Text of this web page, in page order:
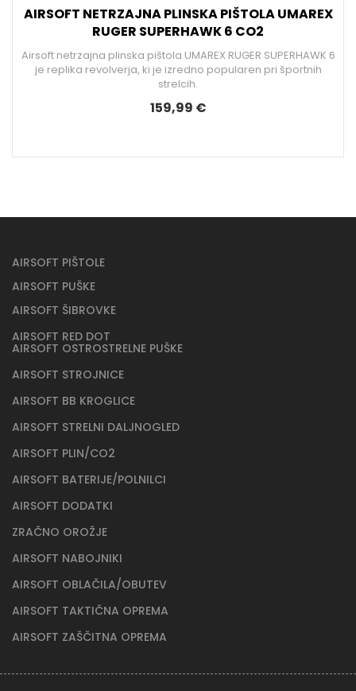
AIRSOFT NETRZAJNA PLINSKA PIŠTOLA UMAREX
RUGER SUPERHAWK 6 CO2
Airsoft netrzajna plinska pištola UMAREX RUGER SUPERHAWK 6
je replika revolverja, ki je izredno popularen pri športnih
strelcih.
159,99 €
AIRSOFT PIŠTOLE
AIRSOFT PUŠKE
AIRSOFT ŠIBROVKE
AIRSOFT RED DOT
AIRSOFT OSTROSTRELNE PUŠKE
AIRSOFT STROJNICE
AIRSOFT BB KROGLICE
AIRSOFT STRELNI DALJNOGLED
AIRSOFT PLIN/CO2
AIRSOFT BATERIJE/POLNILCI
AIRSOFT DODATKI
ZRAČNO OROŽJE
AIRSOFT NABOJNIKI
AIRSOFT OBLAČILA/OBUTEV
AIRSOFT TAKTIČNA OPREMA
AIRSOFT ZAŠČITNA OPREMA